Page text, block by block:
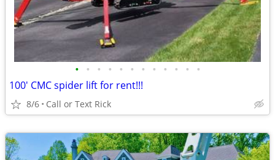
• • • • • • • • • • • •
100' CMC spider lift for rent!!!
8/6 Call or Text Rick